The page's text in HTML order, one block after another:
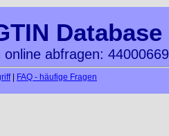
Database
abfragen:
| FAQ - häufige Fragen